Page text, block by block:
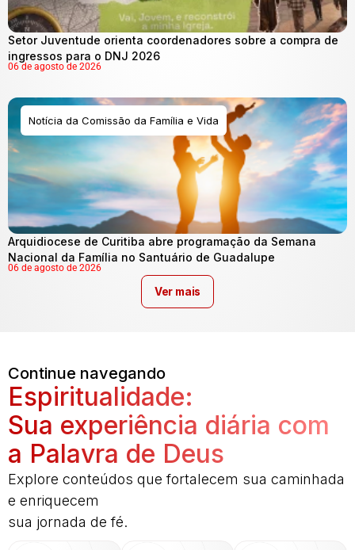
Setor Juventude orienta coordenadores sobre a compra de
ingressos para o DNJ 2026
06 de agosto de 2026
Notícia da Comissão da Família e Vida
Arquidiocese de Curitiba abre programação da Semana
Nacional da Família no Santuário de Guadalupe
06 de agosto de 2026
Ver mais
Continue navegando
Espiritualidade:
Sua experiência diária com
a Palavra de Deus
Explore conteúdos que fortalecem sua caminhada
e enriquecem
sua jornada de fé.